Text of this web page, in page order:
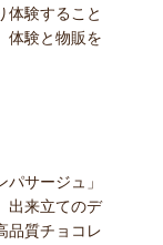
体験すること
体験と物販を
サージュ」
出来立てのデ
品質チョコレ